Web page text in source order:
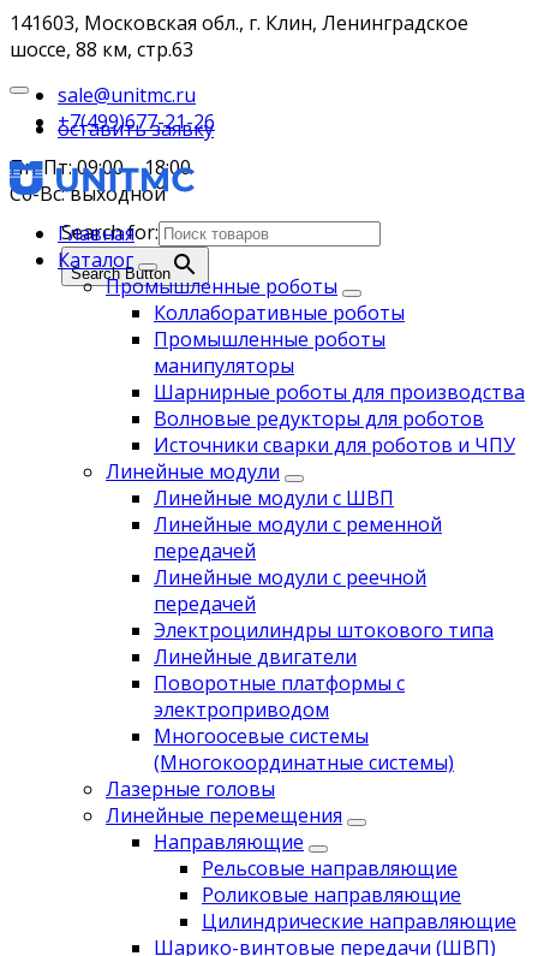
141603, Московская обл., г. Клин, Ленинградское
шоссе, 88 км, стр.63
sale@unitmc.ru
+7(499)677-21-26
Пн-Пт: 09:00 – 18:00
Сб-Вс: выходной
Search for:
Search Button
оставить заявку
Главная
Каталог
Промышленные роботы
Коллаборативные роботы
Промышленные роботы
манипуляторы
Шарнирные роботы для производства
Волновые редукторы для роботов
Источники сварки для роботов и ЧПУ
Линейные модули
Линейные модули с ШВП
Линейные модули с ременной
передачей
Линейные модули с реечной
передачей
Электроцилиндры штокового типа
Линейные двигатели
Поворотные платформы с
электроприводом
Многоосевые системы
(Многокоординатные системы)
Лазерные головы
Линейные перемещения
Направляющие
Рельсовые направляющие
Роликовые направляющие
Цилиндрические направляющие
Шарико-винтовые передачи (ШВП)